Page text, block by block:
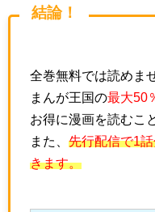
結論！
全巻無料では読めま
まんが王国の最大50
お得に漫画を読むこ
また、 先行配信で1
きます。